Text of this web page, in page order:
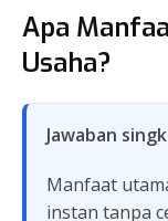
Apa
Usaha?
Jawaban
Manfaat
instan tanpa